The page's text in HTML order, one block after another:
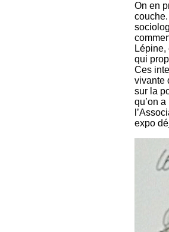
On en
qui
Ces
vivante
sur la
qu’on
expo